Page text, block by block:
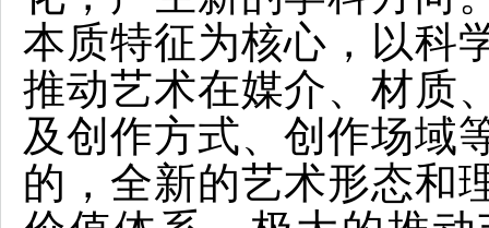
本质特征为核心，以科
推动艺术在媒介、材质
及创作方式、创作场域
的，全新的艺术形态和